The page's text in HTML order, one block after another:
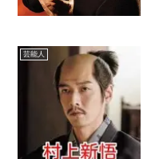
芸能人